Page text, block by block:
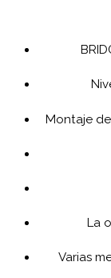
Montaje
La
Varias